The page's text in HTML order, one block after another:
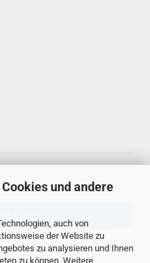
und andere
auch von
der Website zu
zu analysieren und Ihnen
zu können. Weitere